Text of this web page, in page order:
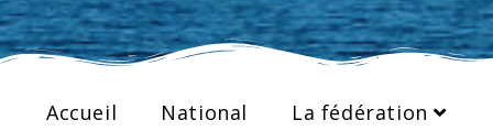
Accueil National La fédération